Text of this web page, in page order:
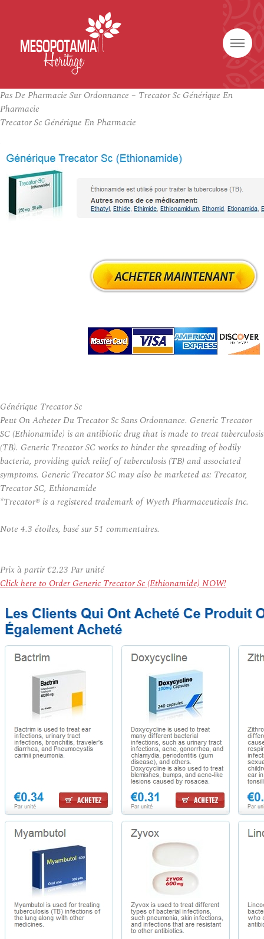
Pas De Pharmacie Sur Ordonnance – Trecator Sc Générique En
Pharmacie
Trecator Sc Générique En Pharmacie
Générique Trecator Sc
Peut On Acheter Du Trecator Sc Sans Ordonnance. Generic Trecator
SC (Ethionamide) is an antibiotic drug that is made to treat tuberculosis
(TB). Generic Trecator SC works to hinder the spreading of bodily
bacteria, providing quick relief of tuberculosis (TB) and associated
symptoms. Generic Trecator SC may also be marketed as: Trecator,
Trecator SC, Ethionamide
*Trecator® is a registered trademark of Wyeth Pharmaceuticals Inc.
Note 4.3 étoiles, basé sur51 commentaires.
Prix à partir€2.23 Par unité
Click here to Order Generic Trecator Sc (Ethionamide) NOW!